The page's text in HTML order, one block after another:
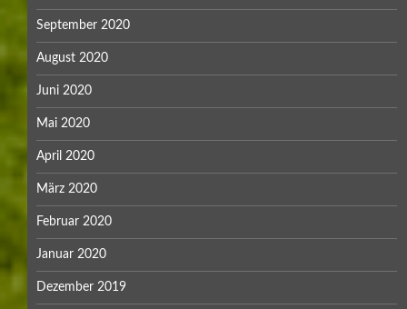
September 2020
August 2020
Juni 2020
Mai 2020
April 2020
März 2020
Februar 2020
Januar 2020
Dezember 2019